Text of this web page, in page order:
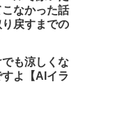
なかった話
戻すまでの
も涼しくな
よ【AIイラ